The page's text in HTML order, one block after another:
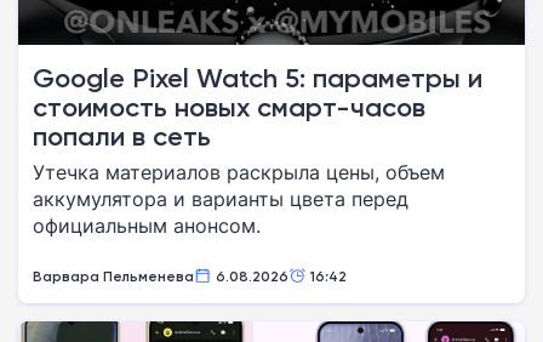
Google Pixel Watch 5: параметры и
стоимость новых смарт-часов
попали в сеть
Утечка материалов раскрыла цены, объем
аккумулятора и варианты цвета перед
официальным анонсом.
Варвара Пельменева 6.08.2026 16:42